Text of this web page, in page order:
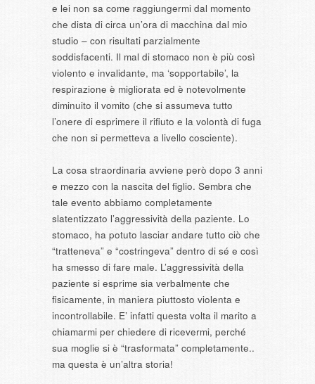
e lei non sa come raggiungermi dal momento
che dista di circa un’ora di macchina dal mio
studio – con risultati parzialmente
soddisfacenti. Il mal di stomaco non è più così
violento e invalidante, ma ‘sopportabile’, la
respirazione è migliorata ed è notevolmente
diminuito il vomito (che si assumeva tutto
l’onere di esprimere il rifiuto e la volontà di fuga
che non si permetteva a livello cosciente).
La cosa straordinaria avviene però dopo 3 anni
e mezzo con la nascita del figlio. Sembra che
tale evento abbiamo completamente
slatentizzato l’aggressività della paziente. Lo
stomaco, ha potuto lasciar andare tutto ciò che
“tratteneva” e “costringeva” dentro di sé e così
ha smesso di fare male. L’aggressività della
paziente si esprime sia verbalmente che
fisicamente, in maniera piuttosto violenta e
incontrollabile. E’ infatti questa volta il marito a
chiamarmi per chiedere di ricevermi, perché
sua moglie si è “trasformata” completamente..
ma questa è un’altra storia!